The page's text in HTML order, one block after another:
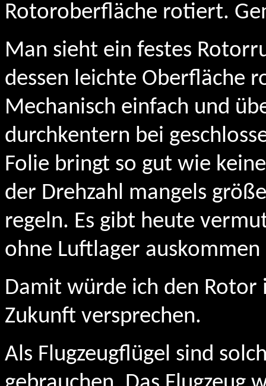
Rotoroberfläche rotiert.
Man sieht ein festes
dessen leichte Oberfläche
Mechanisch einfach und
durchkentern bei
Folie bringt so gut wie
der Drehzahl mangels
regeln. Es gibt heute
ohne Luftlager
Damit würde ich den
Zukunft versprechen.
Als Flugzeugflügel sind